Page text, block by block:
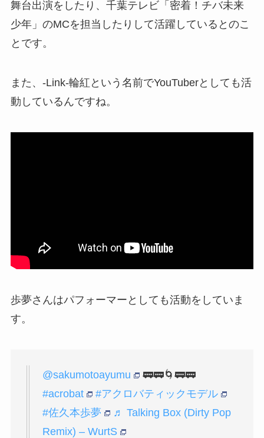
舞台出演をしたり、千葉テレビ「密着！チバ未来
少年」のMCを担当したりして活躍しているとのこ
とです。
また、-Link-輪紅という名前でYouTuberとしても活
動しているんですね。
歩夢さんはパフォーマーとしても活動をしていま
す。
@sakumotoayumu
🚃🚃🌀🚃🚃
#acrobat
#アクロバティックモデル
#佐久本歩夢
♬ Talking Box (Dirty Pop
Remix) – WurtS